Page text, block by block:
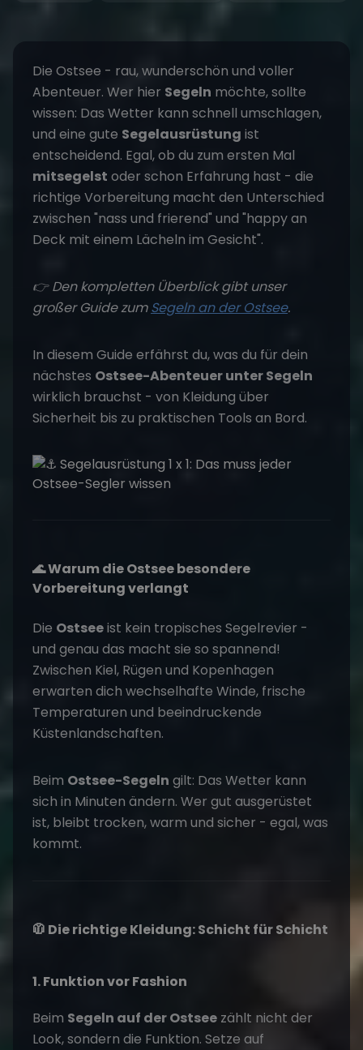
Die Ostsee - rau, wunderschön und voller
Abenteuer. Wer hier Segeln möchte, sollte
wissen: Das Wetter kann schnell umschlagen,
und eine gute Segelausrüstung ist
entscheidend. Egal, ob du zum ersten Mal
mitsegelst oder schon Erfahrung hast - die
richtige Vorbereitung macht den Unterschied
zwischen "nass und frierend" und "happy an
Deck mit einem Lächeln im Gesicht".
👉 Den kompletten Überblick gibt unser
großer Guide zumSegeln an der Ostsee.
In diesem Guide erfährst du, was du für dein
nächstes Ostsee-Abenteuer unter Segeln
wirklich brauchst - von Kleidung über
Sicherheit bis zu praktischen Tools an Bord.
🌊 Warum die Ostsee besondere
Vorbereitung verlangt
Die Ostseeist kein tropisches Segelrevier -
und genau das macht sie so spannend!
Zwischen Kiel, Rügen und Kopenhagen
erwarten dich wechselhafte Winde, frische
Temperaturen und beeindruckende
Küstenlandschaften.
Beim Ostsee-Segeln gilt: Das Wetter kann
sich in Minuten ändern. Wer gut ausgerüstet
ist, bleibt trocken, warm und sicher - egal, was
kommt.
🧥 Die richtige Kleidung: Schicht für Schicht
1. Funktion vor Fashion
Beim Segeln auf der Ostsee zählt nicht der
Look, sondern die Funktion. Setze auf